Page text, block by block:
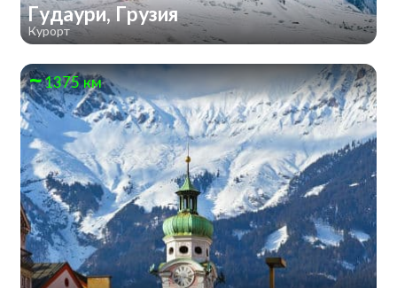
Гудаури, Грузия
Курорт
1375 км